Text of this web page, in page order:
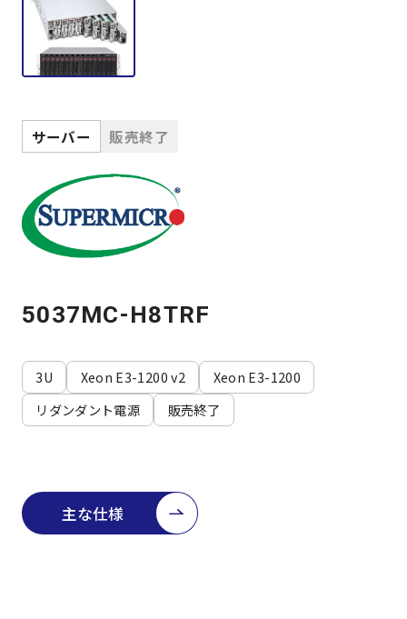
よくある質問
サービス
サポート
会社案内
サーバー 販売終了
5037MC-H8TRF
3U Xeon E3-1200 v2
Xeon E3-1200
リダンダント電源
販売終了
主な仕様